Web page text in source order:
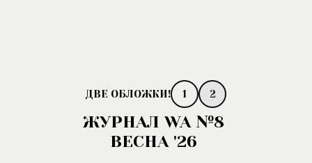
1 2
ЖУРНАЛ WA №8
ВЕСНА '26